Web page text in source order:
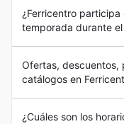
¿Ferricentro
temporada durante el
Ofertas, descuentos,
catálogos en
¿Cuáles son los